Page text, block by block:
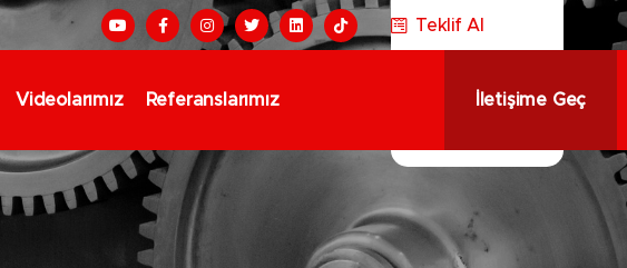
Teklif Al
Videolarımız Referanslarımız İletişime Geç